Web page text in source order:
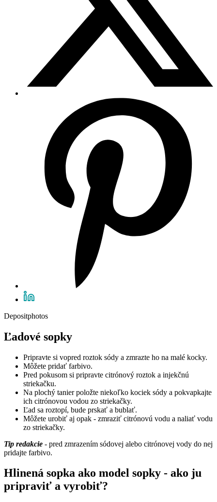
Depositphotos
Ľadové sopky
Pripravte si vopred roztok sódy a zmrazte ho na malé kocky.
Môžete pridať farbivo.
Pred pokusom si pripravte citrónový roztok a injekčnú
striekačku.
Na plochý tanier položte niekoľko kociek sódy a pokvapkajte
ich citrónovou vodou zo striekačky.
Ľad sa roztopí, bude prskať a bublať.
Môžete urobiť aj opak - zmraziť citrónovú vodu a naliať vodu
zo striekačky.
Tip redakcie - pred zmrazením sódovej alebo citrónovej vody do nej
pridajte farbivo.
Hlinená sopka ako model sopky - ako ju
pripraviť a vyrobiť?